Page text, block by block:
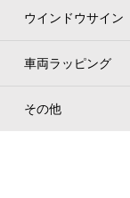
ウインドウサイン
車両ラッピング
その他